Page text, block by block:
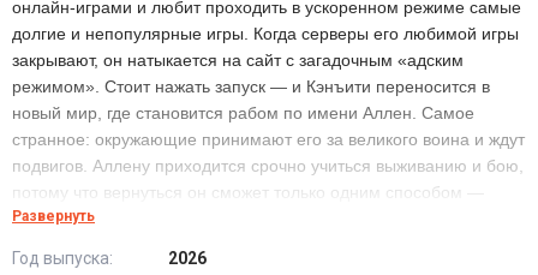
онлайн-играми и любит проходить в ускоренном режиме самые
долгие и непопулярные игры. Когда серверы его любимой игры
закрывают, он натыкается на сайт с загадочным «адским
режимом». Стоит нажать запуск — и Кэнъити переносится в
новый мир, где становится рабом по имени Аллен. Самое
странное: окружающие принимают его за великого воина и ждут
подвигов. Аллену приходится срочно учиться выживанию и бою,
потому что вернуться он сможет только одним способом —
пройти игру до конца живым. Вот только кто придумал этот
Развернуть
Год выпуска:
2026